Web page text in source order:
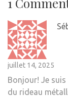
juillet 14, 2025
Bonjour! Je
du rideau